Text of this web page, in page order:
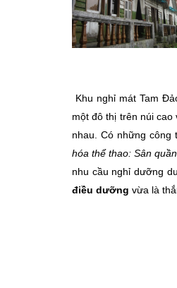
Khu nghỉ mát Tam
một đô thị trên núi
nhau. Có những công
hóa thể thao: Sân
nhu cầu nghỉ dưỡng
điều dưỡng vừa là